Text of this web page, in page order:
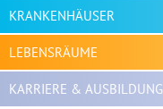
KRANKENHÄUSER
LEBENSRÄUME
KARRIERE & AUSBILDUNG